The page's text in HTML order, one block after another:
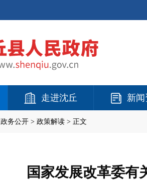
走进沈丘 新
政务公开 > 政策解读 > 正文
国家发展改革委有